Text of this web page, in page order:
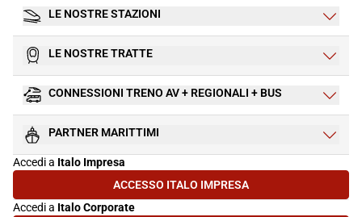
LE NOSTRE STAZIONI
LE NOSTRE TRATTE
CONNESSIONI TRENO AV + REGIONALI + BUS
PARTNER MARITTIMI
Accedi a Italo Impresa
ACCESSO ITALO IMPRESA(SI APRE IN UNA NUOVA SCHEDA)
Accedi a Italo Corporate